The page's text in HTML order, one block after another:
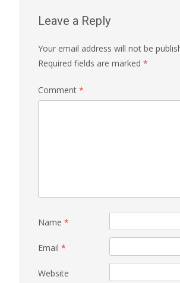
Leave a Reply
Your email address will not be
Required fields are marked *
Comment *
Name *
Email *
Website